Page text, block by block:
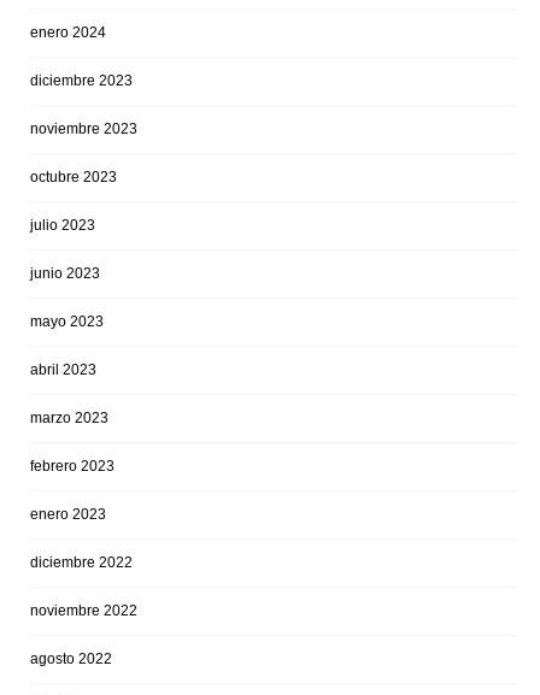
enero 2024
diciembre 2023
noviembre 2023
octubre 2023
julio 2023
junio 2023
mayo 2023
abril 2023
marzo 2023
febrero 2023
enero 2023
diciembre 2022
noviembre 2022
agosto 2022